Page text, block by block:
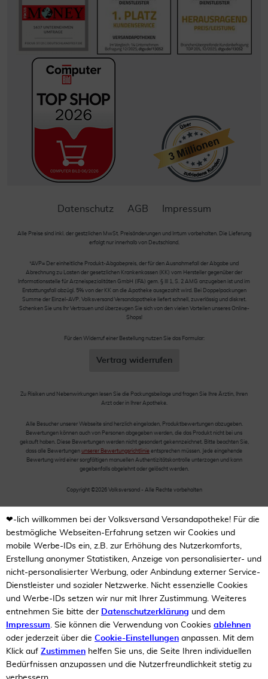
Datenschutz AGB Impressum
Alle Preise sind inkl. der gestzlichen MwSt. Preisänderungen und Irrtum vorbehalten. Die Lieferung
erfolgt nur innerhalb von Deutschland.
*AVP= Der einheitliche Produkt-Abgabepreis, der für den Ausnahmefall der Abgabe und
Abrechnung zu Lasten der gesetzlichen Krankenkassen (KK) vom Hersteller gegenüber der
Informationsstelle für Arzneispezialitäten GmbH (IFA) gem. § III 1, S. 2 AMG anzugeben ist und im
Erstattungsfall abzügl. 5% von der KK an die Apotheke ausgezahlt wird. Bei Doppelpackungen
Summe der Einzel-AVP. Volksversand Versandapotheke liefert schnell, zuverlässig und diskret.
Schenken Sie uns Ihr Vertrauen und überzeugen Sie sich von den vielen Vorteilen unseres Online-
Shops!
Für den Widerruf einer Bestellung nutzen Sie das Formular:
Vertrag widerrufen
Zu Risiken und Nebenwirkungen lesen Sie die Packungsbeilage und fragen Sie Ihre Ärztin, Ihren
Arzt oder in Ihrer Apotheke.
Alle Besucher unserer Webseite sind herzlich eingeladen, Produktbewertungen abzugeben.
Bewertungen können auch von Personen abgegeben werden, die das Produkt nicht bei uns
gekauft haben. Diese Bewertungen werden nicht gesondert gekennzeichnet. Bitte beachten Sie,
dass alle Bewertungen unserer Bewertungsrichtlinie entsprechen müssen. Jede eingehende
Bewertung wird einer sorgfältigen manuellen Authentizitätskontrolle unterzogen und kann
gegebenfalls abgelehnt oder gelöscht werden.
Copyright ©2026 Volksversand - Alle Rechte vorbehalten
❤-lich willkommen bei der Volksversand Versandapotheke! Für die
bestmögliche Webseiten-Erfahrung setzen wir Cookies und
mobile Werbe-IDs ein, z.B. zur Erhöhung des Nutzerkomforts,
Erstellung anonymer Statistiken, Anzeige von personalisierter- und
nicht-personalisierter Werbung, oder Anbindung externer Service-
Dienstleister und sozialer Netzwerke. Nicht essenzielle Cookies
und Werbe-IDs setzen wir nur mit Ihrer Zustimmung. Weiteres
entnehmen Sie bitte der Datenschutzerklärung und dem
Impressum. Sie können die Verwendung von Cookies ablehnen
oder jederzeit über die Cookie-Einstellungen anpassen. Mit dem
Klick auf Zustimmen helfen Sie uns, die Seite Ihren individuellen
Bedürfnissen anzupassen und die Nutzerfreundlichkeit stetig zu